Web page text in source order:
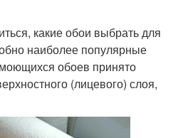
какие обои выбрать для
наиболее популярные
обоев принято
(лицевого) слоя,